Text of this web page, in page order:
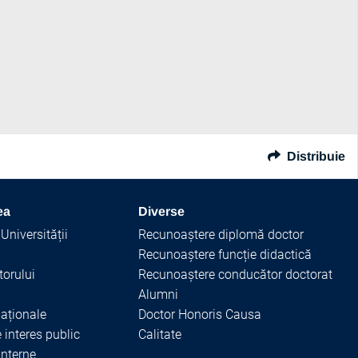
Distribuie
interes public
Diverse
Recunoaștere diplomă doctor
Recunoaștere funcție didactică
Recunoaștere conducător doctorat
Alumni
Doctor Honoris Causa
Calitate